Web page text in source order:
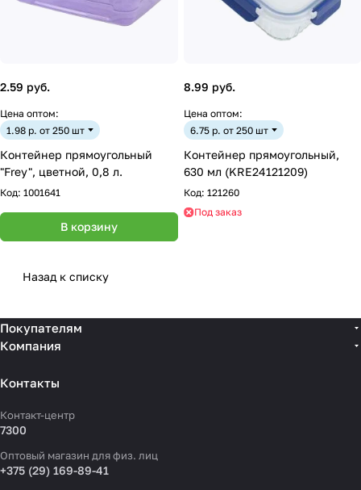
2.59 руб.
Цена оптом:
1.98 р. от 250 шт
Контейнер прямоугольный
"Frey", цветной, 0,8 л.
Код: 1001641
В корзину
8.99 руб.
Цена оптом:
6.75 р. от 250 шт
Контейнер прямоугольный,
630 мл (KRE24121209)
Код: 121260
Под заказ
Назад к списку
Покупателям
Компания
Контакты
Контакт-центр
7300
Оптовый магазин для физ. лиц
+375 (29) 169-89-41